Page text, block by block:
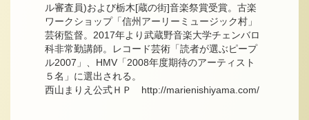
ル審査員)および栃木[蔵の街]音楽祭賞受賞。古楽
ワークショップ「信州アーリーミュージック村」
芸術監督。2017年より武蔵野音楽大学チェンバロ
科非常勤講師。レコード芸術「読者が選ぶピープ
ル2007」、HMV「2008年度期待のアーティスト
５名」に選出される。
西山まりえ公式ＨＰ http://marienishiyama.com/